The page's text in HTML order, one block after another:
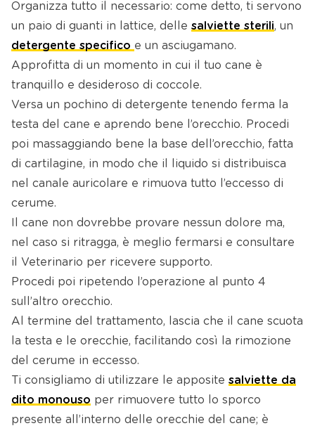
Organizza tutto il necessario: come detto, ti servono
un paio di guanti in lattice, delle salviette sterili, un
detergente specifico e un asciugamano.
Approfitta di un momento in cui il tuo cane è
tranquillo e desideroso di coccole.
Versa un pochino di detergente tenendo ferma la
testa del cane e aprendo bene l’orecchio. Procedi
poi massaggiando bene la base dell’orecchio, fatta
di cartilagine, in modo che il liquido si distribuisca
nel canale auricolare e rimuova tutto l’eccesso di
cerume.
Il cane non dovrebbe provare nessun dolore ma,
nel caso si ritragga, è meglio fermarsi e consultare
il Veterinario per ricevere supporto.
Procedi poi ripetendo l’operazione al punto 4
sull’altro orecchio.
Al termine del trattamento, lascia che il cane scuota
la testa e le orecchie, facilitando così la rimozione
del cerume in eccesso.
Ti consigliamo di utilizzare le apposite salviette da
dito monouso per rimuovere tutto lo sporco
presente all’interno delle orecchie del cane; è